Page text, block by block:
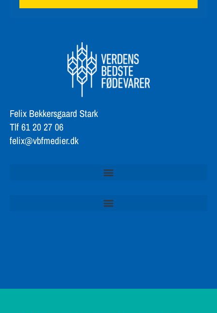
Felix Bekkersgaard Stark
Tlf 61 20 27 06
felix@vbfmedier.dk